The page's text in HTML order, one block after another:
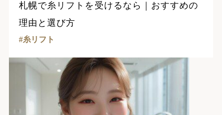
札幌で糸リフトを受けるなら｜おすすめの
理由と選び方
糸リフト